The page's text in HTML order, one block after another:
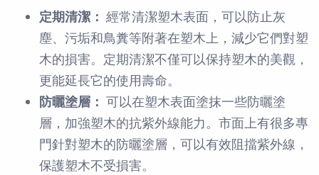
定期清潔： 經常清潔塑木表面，可以防止灰
塵、污垢和鳥糞等附著在塑木上，減少它們對塑
木的損害。定期清潔不僅可以保持塑木的美觀，
更能延長它的使用壽命。
防曬塗層： 可以在塑木表面塗抹一些防曬塗
層，加強塑木的抗紫外線能力。市面上有很多專
門針對塑木的防曬塗層，可以有效阻擋紫外線，
保護塑木不受損害。